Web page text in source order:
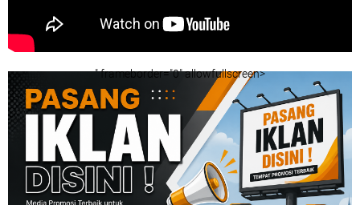
" frameborder="0" allowfullscreen>